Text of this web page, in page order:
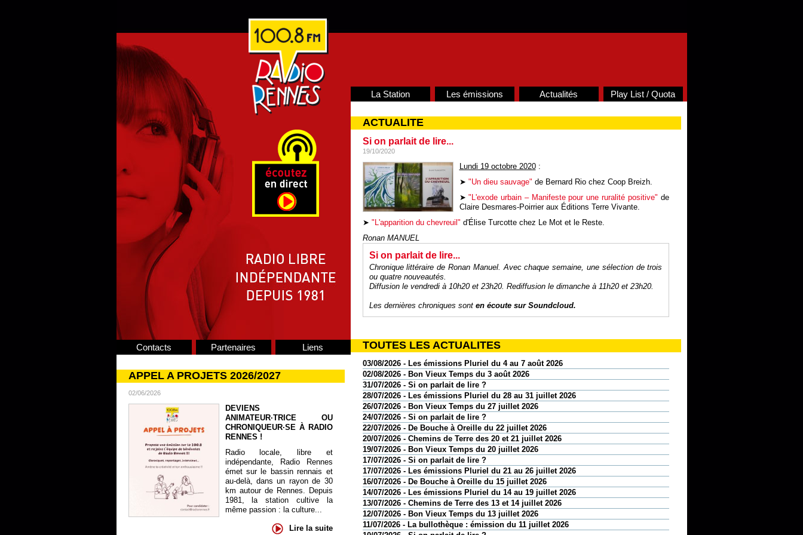
Contacts Partenaires Liens
APPEL A PROJETS 2026/2027
02/06/2026
DEVIENS
ANIMATEUR·TRICE OU
CHRONIQUEUR·SE À RADIO
RENNES !
Radio locale, libre et
indépendante, Radio Rennes
émet sur le bassin rennais et
au-delà, dans un rayon de 30
km autour de Rennes. Depuis
1981, la station cultive la
même passion : la culture...
Lire la suite
La Station Les émissions Actualités Play List / Quota
ACTUALITE
Si on parlait de lire...
19/10/2020
Lundi 19 octobre 2020:
➤ "Un dieu sauvage" de Bernard Rio chez Coop Breizh.
➤"L'exode urbain – Manifeste pour une ruralité positive" de
Claire Desmares-Poirrier aux Éditions Terre Vivante.
➤ "L'apparition du chevreuil" d'Élise Turcotte chez Le Mot et le Reste.
Ronan MANUEL
Si on parlait de lire...
Chronique littéraire de Ronan Manuel. Avec chaque semaine, une sélection de trois
ou quatre nouveautés.
Diffusion le vendredi à 10h20 et 23h20. Rediffusion le dimanche à 11h20 et 23h20.
Les dernières chroniques sont en écoute sur Soundcloud.
TOUTES LES ACTUALITES
03/08/2026 - Les émissions Pluriel du 4 au 7 août 2026
02/08/2026 - Bon Vieux Temps du 3 août 2026
31/07/2026 - Si on parlait de lire ?
28/07/2026 - Les émissions Pluriel du 28 au 31 juillet 2026
26/07/2026 - Bon Vieux Temps du 27 juillet 2026
24/07/2026 - Si on parlait de lire ?
22/07/2026 - De Bouche à Oreille du 22 juillet 2026
20/07/2026 - Chemins de Terre des 20 et 21 juillet 2026
19/07/2026 - Bon Vieux Temps du 20 juillet 2026
17/07/2026 - Si on parlait de lire ?
17/07/2026 - Les émissions Pluriel du 21 au 26 juillet 2026
16/07/2026 - De Bouche à Oreille du 15 juillet 2026
14/07/2026 - Les émissions Pluriel du 14 au 19 juillet 2026
13/07/2026 - Chemins de Terre des 13 et 14 juillet 2026
12/07/2026 - Bon Vieux Temps du 13 juillet 2026
11/07/2026 - La bullothèque : émission du 11 juillet 2026